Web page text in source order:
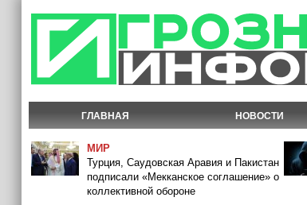
ГЛАВНАЯ НОВОСТИ
МИР
Турция, Саудовская Аравия и Пакистан
подписали «Мекканское соглашение» о
коллективной обороне